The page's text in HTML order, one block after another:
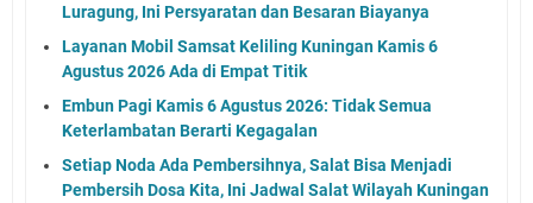
Luragung, Ini Persyaratan dan Besaran Biayanya
Layanan Mobil Samsat Keliling Kuningan Kamis 6
Agustus 2026 Ada di Empat Titik
Embun Pagi Kamis 6 Agustus 2026: Tidak Semua
Keterlambatan Berarti Kegagalan
Setiap Noda Ada Pembersihnya, Salat Bisa Menjadi
Pembersih Dosa Kita, Ini Jadwal Salat Wilayah Kuningan